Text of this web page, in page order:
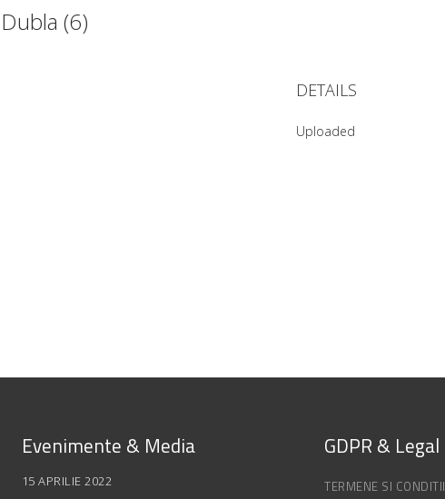
(6)
DETAILS
Uploaded
Evenimente & Media
15 APRILIE 2022
GDPR & Legal
TERMENE SI CONDITII